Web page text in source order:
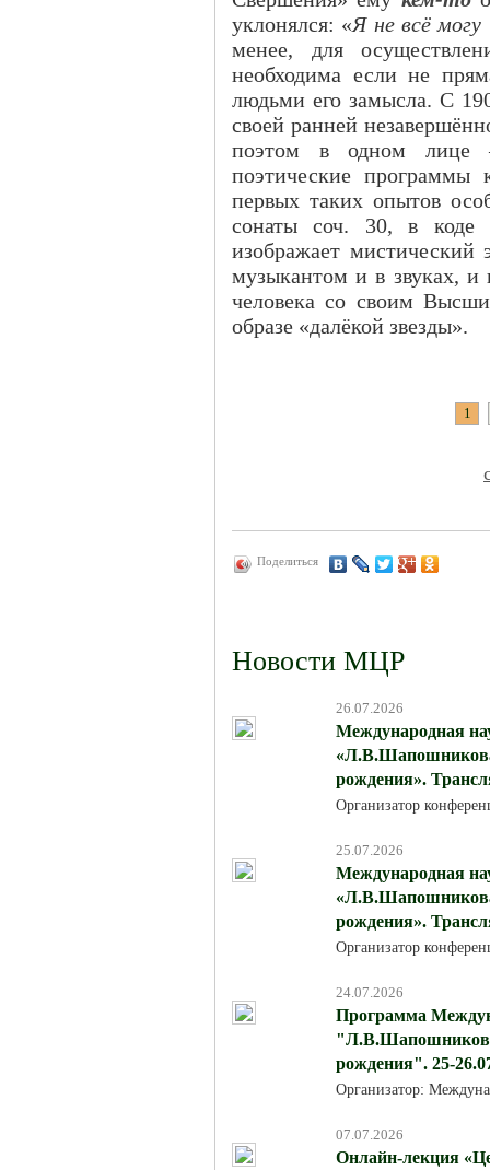
уклонялся: «Я не всё
менее, для
необходима если не
людьми его замысла. С
своей ранней
поэтом в одном лице
поэтические
первых таких опытов
сонаты соч. 30, в коде
изображает мистический
музыкантом и в звуках, и
человека со своим
образе «далёкой звезды».
1
Поделиться
Новости МЦР
26.07.2026
Международная
рождения».
Организатор
25.07.2026
Международная
рождения».
Организатор
24.07.2026
Программа
"Л.В.Шапошникова:
рождения". 25-
Организатор:
07.07.2026
Онлайн-лекция